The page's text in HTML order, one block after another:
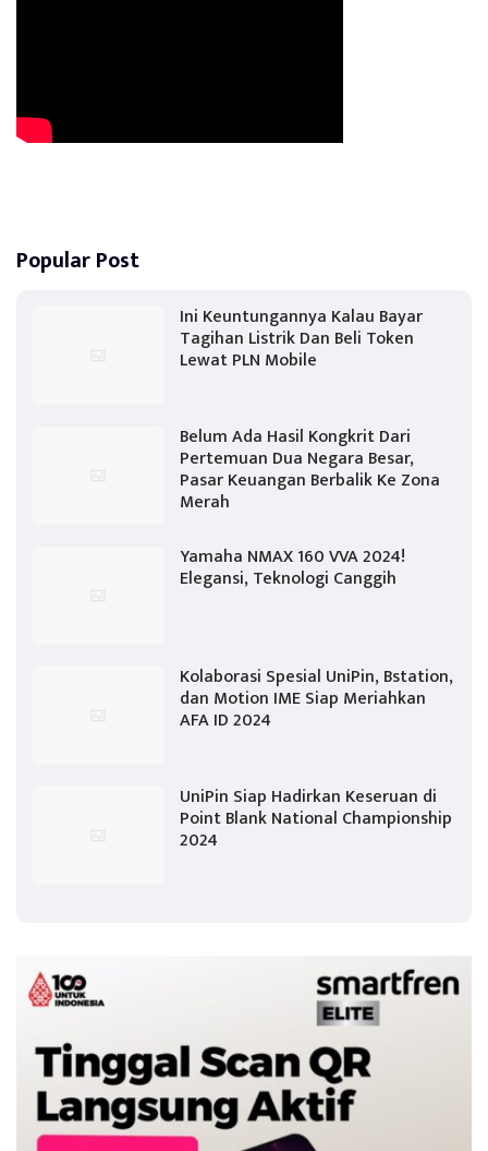
Popular Post
Ini Keuntungannya Kalau Bayar
Tagihan Listrik Dan Beli Token
Lewat PLN Mobile
Belum Ada Hasil Kongkrit Dari
Pertemuan Dua Negara Besar,
Pasar Keuangan Berbalik Ke Zona
Merah
Yamaha NMAX 160 VVA 2024!
Elegansi, Teknologi Canggih
Kolaborasi Spesial UniPin, Bstation,
dan Motion IME Siap Meriahkan
AFA ID 2024
UniPin Siap Hadirkan Keseruan di
Point Blank National Championship
2024